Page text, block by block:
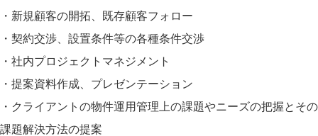
・新規顧客の開拓、既存顧客フォロー
・契約交渉、設置条件等の各種条件交渉
・社内プロジェクトマネジメント
・提案資料作成、プレゼンテーション
・クライアントの物件運用管理上の課題やニーズの把握とその
課題解決方法の提案